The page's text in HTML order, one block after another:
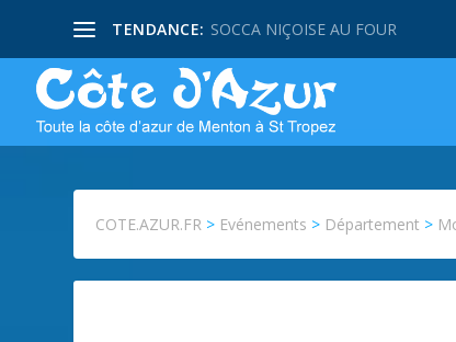
TENDANCE: SOCCA NIÇOISE AU FOUR
COTE.AZUR.FR > Evénements > Département >